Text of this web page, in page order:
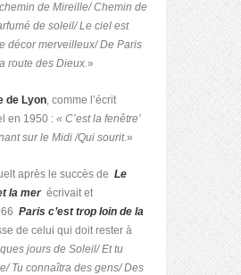
de Mireille/ Chemin de
de soleil/ Le ciel est
décor merveilleux/ De Paris
route des Dieux.»
de Lyon, comme l’écrit
en 1950 : « C’est la fenêtre’
sur le Midi /Qui sourit.»
après le succès de Le
la merécrivait et
Paris c’est trop loin de la
de celui qui doit rester à
jours de Soleil/ Et tu
Tu connaîtra des gens/ Des